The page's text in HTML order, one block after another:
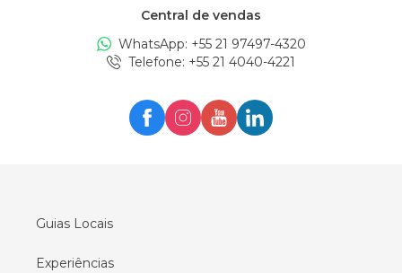
Central de vendas
WhatsApp: +55 21 97497-4320
Telefone: +55 21 4040-4221
Guias Locais
Experiências